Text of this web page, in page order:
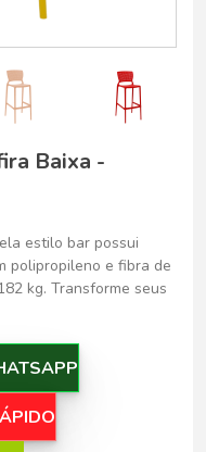
Baixa -
estilo bar possui
polipropileno e fibra de
kg. Transforme seus